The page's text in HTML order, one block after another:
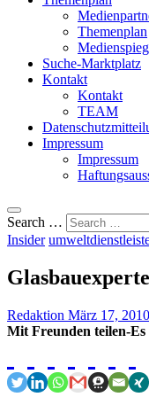
Themenplan
Suche-Marktplatz
Kontakt
Kontakt
TEAM
Impressum
Impressum
Search …
Insider
Redaktion März 17, 2010
Mit Freunden teilen-